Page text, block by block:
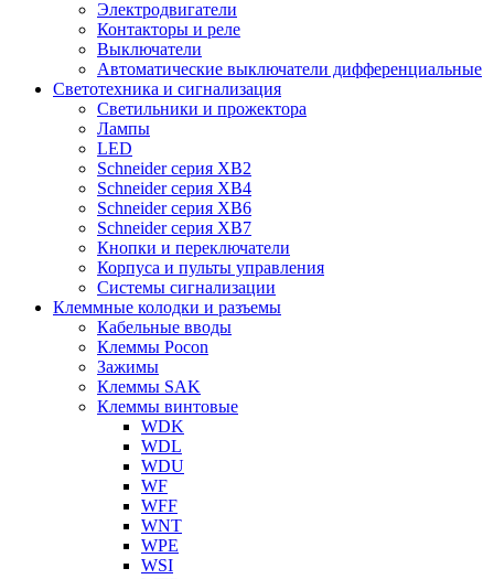
Электродвигатели
Контакторы и реле
Выключатели
Автоматические выключатели дифференциальные
Светотехника и сигнализация
Светильники и прожектора
Лампы
LED
Schneider серия XB2
Schneider серия XB4
Schneider серия XB6
Schneider серия XB7
Кнопки и переключатели
Корпуса и пульты управления
Системы сигнализации
Клеммные колодки и разъемы
Кабельные вводы
Клеммы Pocon
Зажимы
Клеммы SAK
Клеммы винтовые
WDK
WDL
WDU
WF
WFF
WNT
WPE
WSI